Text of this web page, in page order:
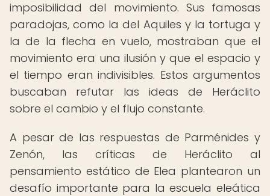
imposibilidad del movimiento. Sus famosas
paradojas, como la del Aquiles y la tortuga y
la de la flecha en vuelo, mostraban que el
movimiento era una ilusión y que el espacio y
el tiempo eran indivisibles. Estos argumentos
buscaban refutar las ideas de Heráclito
sobre el cambio y el flujo constante.
A pesar de las respuestas de Parménides y
Zenón, las críticas de Heráclito al
pensamiento estático de Elea plantearon un
desafío importante para la escuela eleática